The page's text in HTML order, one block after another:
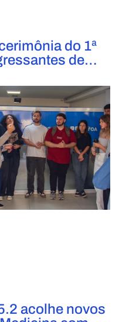
do 1ª
de
acolhe novos